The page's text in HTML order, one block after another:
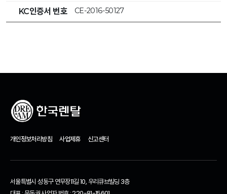
KC인증서 번호 CE-2016-50127
개인정보처리방침 사업제휴 신고센터
서울특별시 성동구 연무장11길 10, 우리큐브빌딩 3층